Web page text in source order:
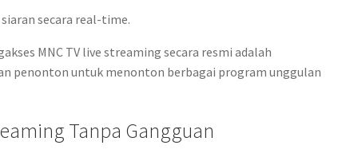
secara real-time.
MNC TV live streaming secara resmi adalah
penonton untuk menonton berbagai program unggulan
Tanpa Gangguan